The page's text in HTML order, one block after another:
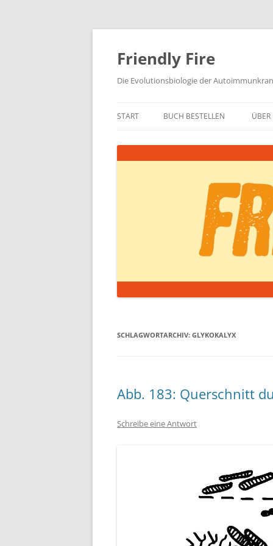
Zum
springen
Friendly Fire
Die Evolutionsbiologie der
START BUCH BESTELLEN ÜBER
SCHLAGWORTARCHIV: GLYKOKALYX
Abb. 183: Querschnitt
Schreibe eine Antwort